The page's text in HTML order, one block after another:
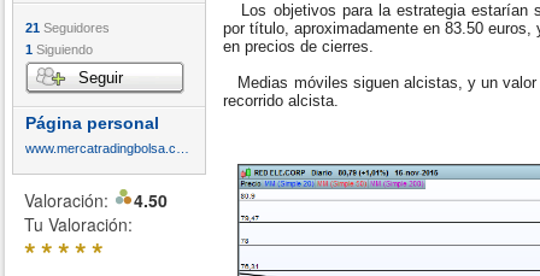
21 Seguidores
1 Siguiendo
Seguir
Página personal
Valoración:
4.50
Tu Valoración:
*****
Los objetivos para la estrategia estarían
por título, aproximadamente en 83.50
en precios de cierres.
Medias móviles siguen alcistas, y un
recorrido alcista.